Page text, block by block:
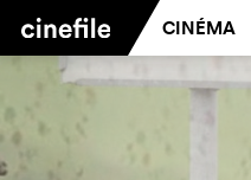
CINÉMA